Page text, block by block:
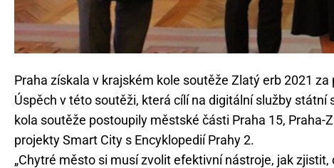
Praha získala v krajském kole soutěže Zlatý erb 2021
Úspěch v této soutěži, která cílí na digitální služby
kola soutěže postoupily městské části Praha 15,
projekty Smart City s Encyklopedií Prahy 2.
„Chytré město si musí zvolit efektivní nástroje, jak